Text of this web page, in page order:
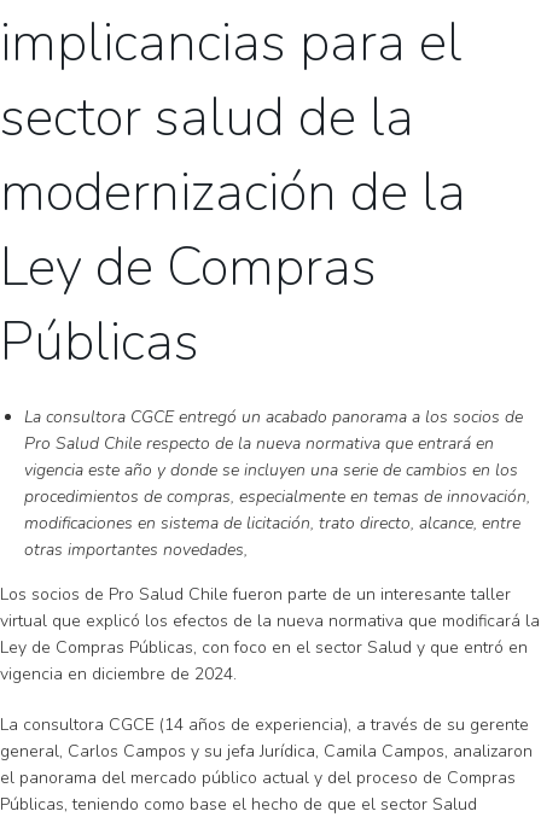
implicancias para el
sector salud de la
modernización de la
Ley de Compras
Públicas
La consultora CGCE entregó un acabado panorama a los socios de
Pro Salud Chile respecto de la nueva normativa que entrará en
vigencia este año y donde se incluyen una serie de cambios en los
procedimientos de compras, especialmente en temas de innovación,
modificaciones en sistema de licitación, trato directo, alcance, entre
otras importantes novedades,
Los socios de Pro Salud Chile fueron parte de un interesante taller
virtual que explicó los efectos de la nueva normativa que modificará la
Ley de Compras Públicas, con foco en el sector Salud y que entró en
vigencia en diciembre de 2024.
La consultora CGCE (14 años de experiencia), a través de su gerente
general, Carlos Campos y su jefa Jurídica, Camila Campos, analizaron
el panorama del mercado público actual y del proceso de Compras
Públicas, teniendo como base el hecho de que el sector Salud